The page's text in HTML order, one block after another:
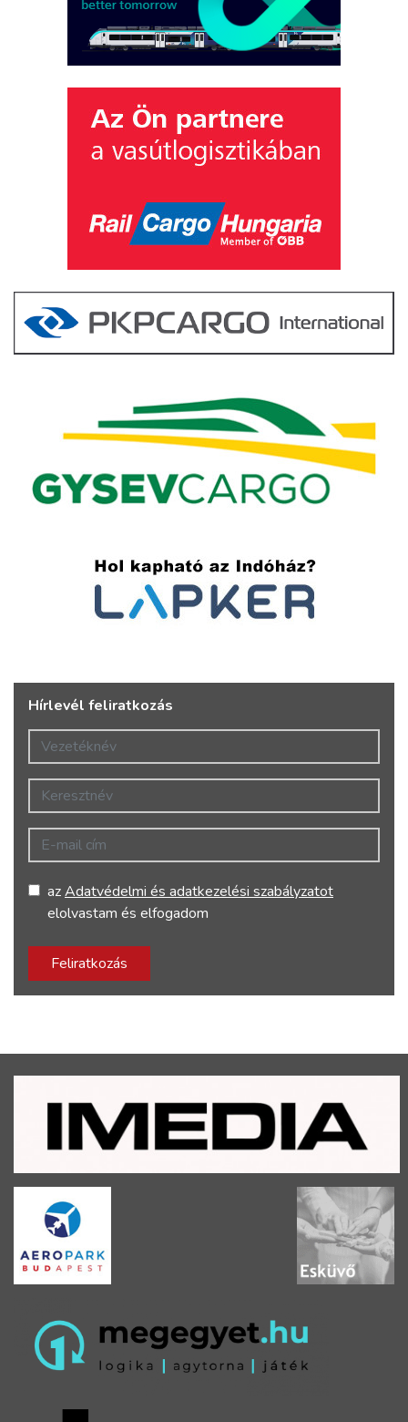
Hírlevél feliratkozás
Vezetéknév
Keresztnév
E-mail cím
azAdatvédelmi és adatkezelési szabályzatot
elolvastam és elfogadom
Feliratkozás